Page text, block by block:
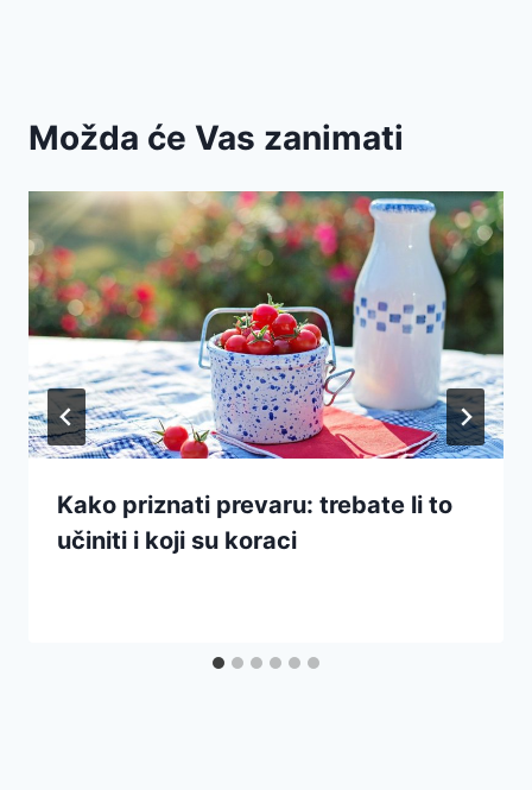
Možda će Vas zanimati
Kako priznati prevaru: trebate li to
učiniti i koji su koraci